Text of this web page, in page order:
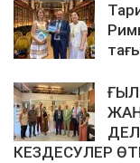
КЕЗДЕСУЛЕР